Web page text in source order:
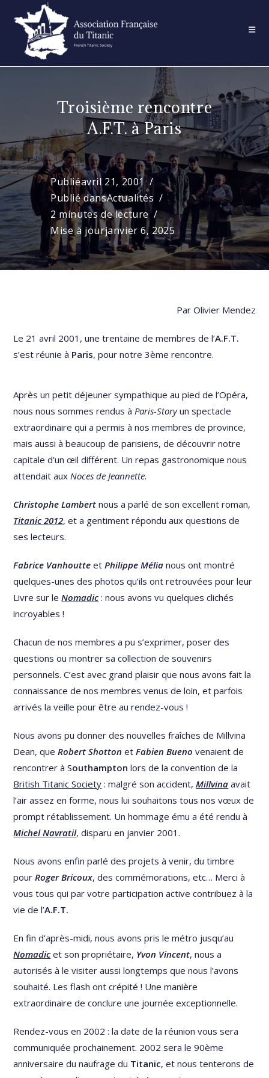
content
Troisième rencontre
A.F.T. à Paris
Publiéavril 21, 2001
Publié dansActualités
2 minutes de lecture
Mise à jourjanvier 6, 2025
Par Olivier Mendez
Le 21 avril 2001, une trentaine de membres de l’A.F.T.
s’est réunie à Paris, pour notre 3ème rencontre.
Après un petit déjeuner sympathique au pied de l’Opéra,
nous nous sommes rendus àParis-Storyun spectacle
extraordinaire qui a permis à nos membres de province,
mais aussi à beaucoup de parisiens, de découvrir notre
capitale d’un œil différent. Un repas gastronomique nous
attendait auxNoces de Jeannette.
Christophe Lambert nous a parlé de son excellent roman,
Titanic 2012, et a gentiment répondu aux questions de
ses lecteurs.
Fabrice Vanhoutte etPhilippe Mélia nous ont montré
quelques-unes des photos qu’ils ont retrouvées pour leur
Livre sur leNomadic : nous avons vu quelques clichés
incroyables !
Chacun de nos membres a pu s’exprimer, poser des
questions ou montrer sa collection de souvenirs
personnels. C’est avec grand plaisir que nous avons fait la
connaissance de nos membres venus de loin, et parfois
arrivés la veille pour être au rendez-vous !
Nous avons pu donner des nouvelles fraîches de Millvina
Dean, queRobert Shotton etFabien Bueno venaient de
rencontrer à Southampton lors de la convention de la
British Titanic Society : malgré son accident,Millvina avait
l’air assez en forme, nous lui souhaitons tous nos vœux de
prompt rétablissement. Un hommage ému a été rendu à
Michel Navratil, disparu en janvier 2001.
Nous avons enfin parlé des projets à venir, du timbre
pourRoger Bricoux, des commémorations, etc… Merci à
vous tous qui par votre participation active contribuez à la
vie de l’A.F.T.
En fin d’après-midi, nous avons pris le métro jusqu’au
Nomadic et son propriétaire, Yvon Vincent, nous a
autorisés à le visiter aussi longtemps que nous l’avons
souhaité. Les flash ont crépité ! Une manière
extraordinaire de conclure une journée exceptionnelle.
Rendez-vous en 2002 : la date de la réunion vous sera
communiquée prochainement. 2002 sera le 90ème
anniversaire du naufrage du Titanic, et nous tenterons de